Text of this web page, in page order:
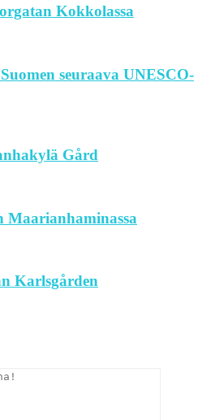
Kokkolassa
seuraava UNESCO-
Gård
Maarianhaminassa
Karlsgården